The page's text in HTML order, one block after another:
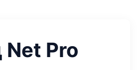
Net Pro